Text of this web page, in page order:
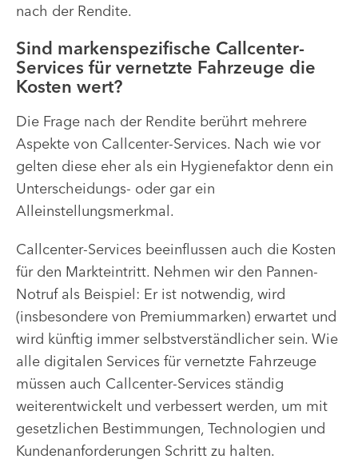
nach der Rendite.
Sind markenspezifische Callcenter-
Services für vernetzte Fahrzeuge die
Kosten wert?
Die Frage nach der Rendite berührt mehrere
Aspekte von Callcenter-Services. Nach wie vor
gelten diese eher als ein Hygienefaktor denn ein
Unterscheidungs- oder gar ein
Alleinstellungsmerkmal.
Callcenter-Services beeinflussen auch die Kosten
für den Markteintritt. Nehmen wir den Pannen-
Notruf als Beispiel: Er ist notwendig, wird
(insbesondere von Premiummarken) erwartet und
wird künftig immer selbstverständlicher sein. Wie
alle digitalen Services für vernetzte Fahrzeuge
müssen auch Callcenter-Services ständig
weiterentwickelt und verbessert werden, um mit
gesetzlichen Bestimmungen, Technologien und
Kundenanforderungen Schritt zu halten.